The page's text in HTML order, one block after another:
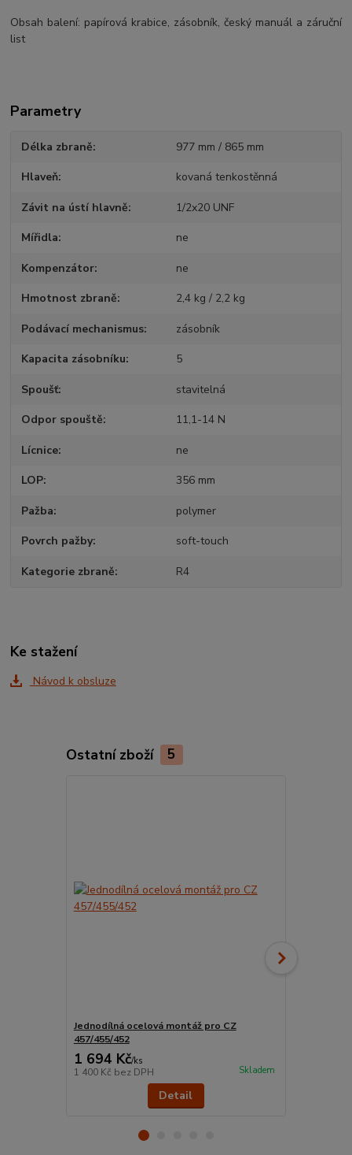
Obsah balení: papírová krabice, zásobník, český manuál a záruční
list
Parametry
Délka zbraně 977 mm / 865 mm
Hlaveň kovaná tenkostěnná
Závit na ústí hlavně 1/2x20 UNF
Mířidla ne
Kompenzátor ne
Hmotnost zbraně 2,4 kg / 2,2 kg
Podávací mechanismus zásobník
Kapacita zásobníku 5
Spoušť stavitelná
Odpor spouště 11,1-14 N
Lícnice ne
LOP 356 mm
Pažba polymer
Povrch pažby soft-touch
Kategorie zbraně R4
Ke stažení
Návod k obsluze
Ostatní zboží 5
Jednodílná ocelová montáž pro CZ
457/455/452
1 694 Kč/ks
1 400 Kč bez DPH Skladem
Detail